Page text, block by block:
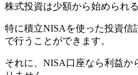
株式投資は少額から始められ
特に積立NISAを使った投資信
で行うことができます。
それに、NISA口座なら利益か